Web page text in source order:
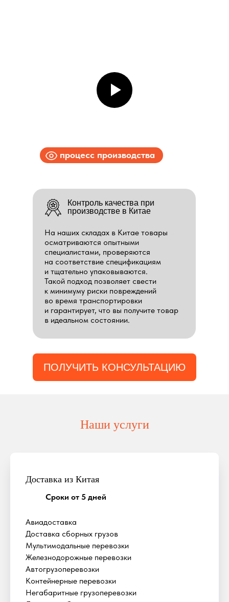
Контроль качества при
производстве в Китае
На наших складах в Китае товары
осматриваются опытными
специалистами, проверяются
на соответствие спецификациям
и тщательно упаковываются.
Такой подход позволяет свести
к минимуму риски повреждений
во время транспортировки
и гарантирует, что вы получите товар
в идеальном состоянии.
процесс производства
ПОЛУЧИТЬ КОНСУЛЬТАЦИЮ
Наши услуги
Доставка из Китая
Сроки от 5 дней
Авиадоставка
Доставка сборных грузов
Мультимодальные перевозки
Железнодорожные перевозки
Автогрузоперевозки
Контейнерные перевозки
Негабаритные грузоперевозки